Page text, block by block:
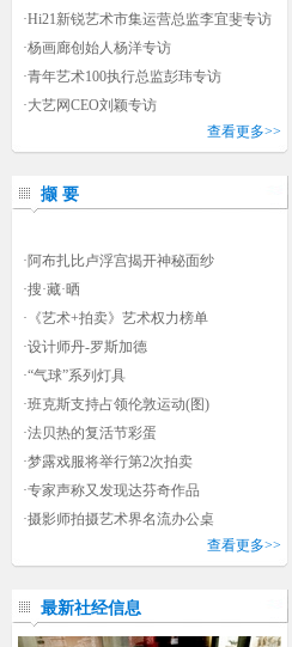
·Hi21新锐艺术市集运营总监李宜斐专访
·杨画廊创始人杨洋专访
·青年艺术100执行总监彭玮专访
·大艺网CEO刘颖专访
查看更多>>
撷 要
·阿布扎比卢浮宫揭开神秘面纱
·搜·藏·晒
· 《艺术+拍卖》艺术权力榜单
·设计师丹-罗斯加德
·“气球”系列灯具
·班克斯支持占领伦敦运动(图)
·法贝热的复活节彩蛋
·梦露戏服将举行第2次拍卖
·专家声称又发现达芬奇作品
·摄影师拍摄艺术界名流办公桌
查看更多>>
最新社经信息